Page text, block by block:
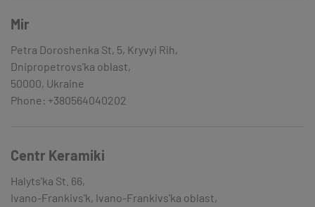
Mir
Petra Doroshenka St, 5, Kryvyi Rih,
Dnipropetrovs'ka oblast,
50000, Ukraine
Phone: +380564040202
Centr Keramiki
Halyts'ka St. 66,
Ivano-Frankivs'k, Ivano-Frankivs'ka oblast,